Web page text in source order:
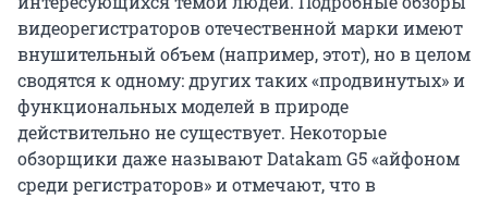
видеорегистраторов отечественной марки имеют
внушительный объем (например, этот), но в целом
сводятся к одному: других таких «продвинутых» и
функциональных моделей в природе
действительно не существует. Некоторые
обзорщики даже называют Datakam G5 «айфоном
среди регистраторов» и отмечают, что в